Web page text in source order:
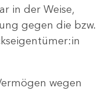
in der Weise,
gegen die bzw.
wegen